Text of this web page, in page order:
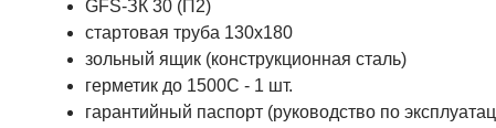
GFS-ЗК 30 (П2)
стартовая труба 130х180
зольный ящик (конструкционная сталь)
герметик до 1500С - 1 шт.
гарантийный паспорт (руководство по